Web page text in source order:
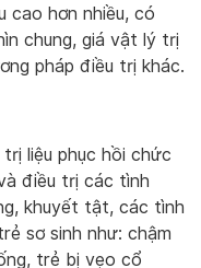
cao hơn nhiều, có
chung, giá vật lý trị
pháp điều trị khác.
liệu phục hồi chức
điều trị các tình
khuyết tật, các tình
sơ sinh như: chậm
trẻ bị vẹo cổ